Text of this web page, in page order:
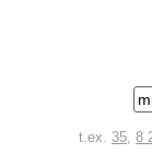
t.ex. 35, 8